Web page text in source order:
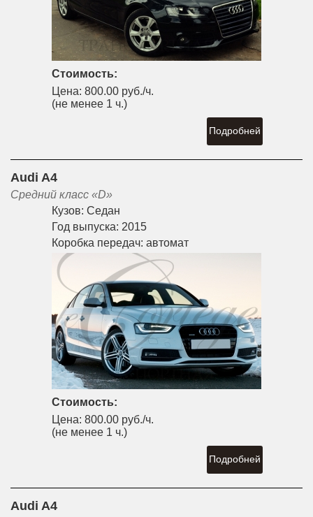
Стоимость:
Цена: 800.00 руб./ч.
(не менее 1 ч.)
Подробней
Audi A4
Средний класс «D»
Кузов: Седан
Год выпуска: 2015
Коробка передач: автомат
Стоимость:
Цена: 800.00 руб./ч.
(не менее 1 ч.)
Подробней
Audi A4